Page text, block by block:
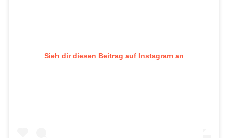
Sieh dir diesen Beitrag auf Instagram an